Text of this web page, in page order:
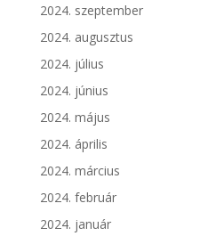
2024. szeptember
2024. augusztus
2024. július
2024. június
2024. május
2024. április
2024. március
2024. február
2024. január